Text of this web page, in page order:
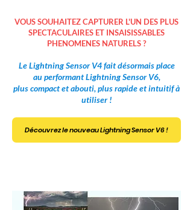
VOUS SOUHAITEZ CAPTURER L'UN DES PLUS
SPECTACULAIRES ET INSAISISSABLES
PHENOMENES NATURELS ?
Le Lightning Sensor V4 fait désormais place
au performant Lightning Sensor V6,
plus compact et abouti, plus rapide et intuitif à
utiliser !
Découvrez le nouveau Lightning Sensor V6 !